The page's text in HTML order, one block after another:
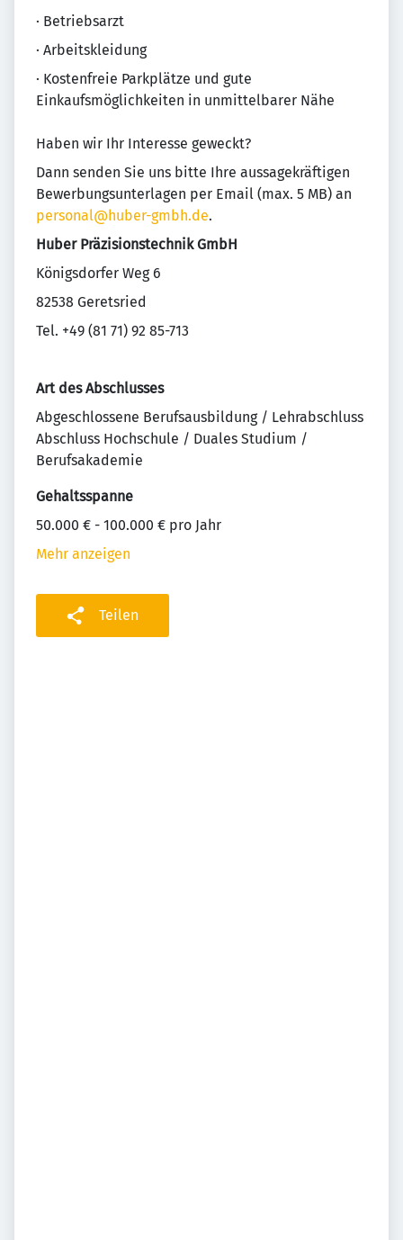
· Betriebsarzt
· Arbeitskleidung
· Kostenfreie Parkplätze und gute
Einkaufsmöglichkeiten in unmittelbarer Nähe
Haben wir Ihr Interesse geweckt?
Dann senden Sie uns bitte Ihre aussagekräftigen
Bewerbungsunterlagen per Email (max. 5 MB) an
personal@huber-gmbh.de.
Huber Präzisionstechnik GmbH
Königsdorfer Weg 6
82538 Geretsried
Tel. +49 (81 71) 92 85-713
Art des Abschlusses
Abgeschlossene Berufsausbildung / Lehrabschluss
Abschluss Hochschule / Duales Studium /
Berufsakademie
Gehaltsspanne
50.000 € - 100.000 € pro Jahr
Mehr anzeigen
Teilen